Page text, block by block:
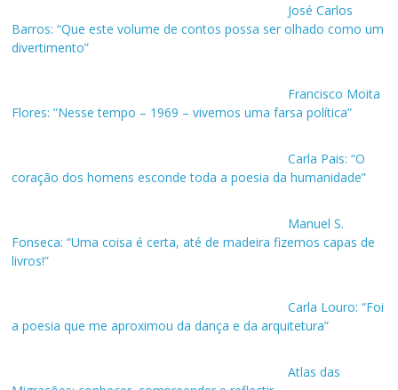
José Carlos
Barros: “Que este volume de contos possa ser olhado como um
divertimento”
Francisco Moita
Flores: “Nesse tempo – 1969 – vivemos uma farsa política”
Carla Pais: “O
coração dos homens esconde toda a poesia da humanidade”
Manuel S.
Fonseca: “Uma coisa é certa, até de madeira fizemos capas de
livros!”
Carla Louro: “Foi
a poesia que me aproximou da dança e da arquitetura”
Atlas das